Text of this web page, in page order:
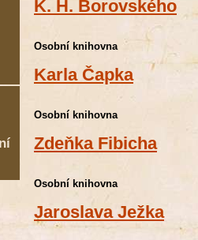
K. H. Borovského
Osobní knihovna
Karla Čapka
Osobní knihovna
Zdeňka Fibicha
Osobní knihovna
Jaroslava Ježka